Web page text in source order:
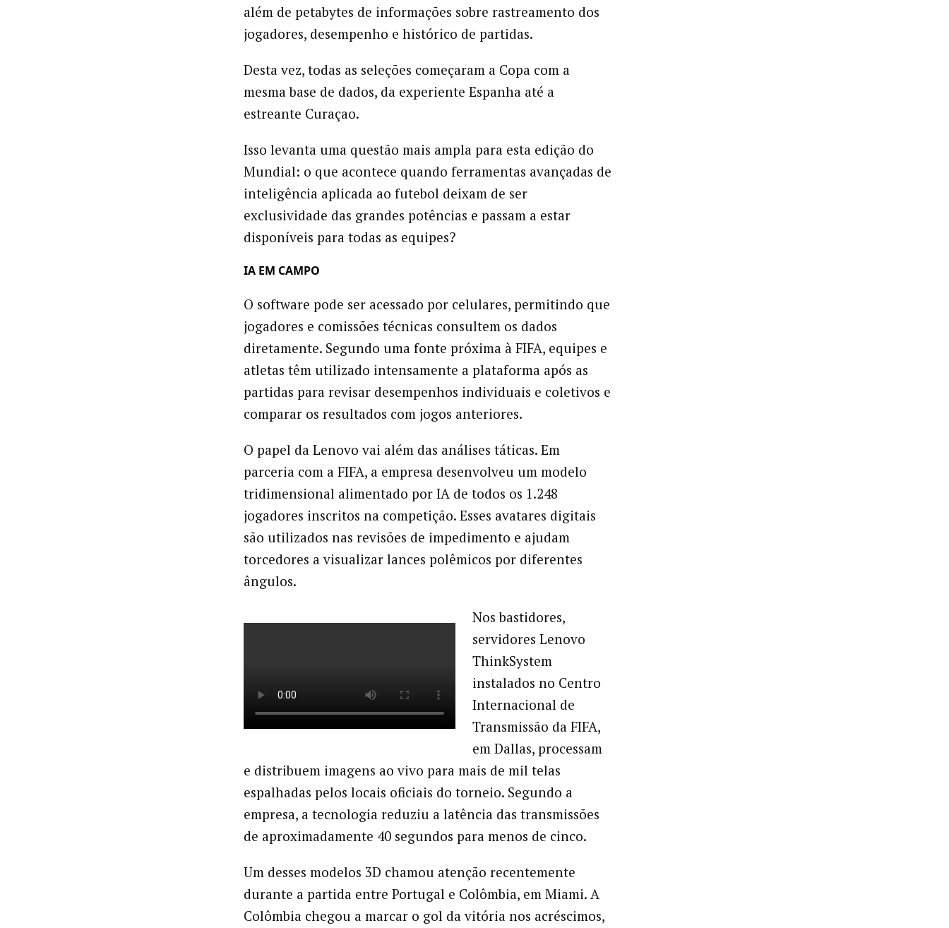
além de petabytes de informações sobre rastreamento dos
jogadores, desempenho e histórico de partidas.
Desta vez, todas as seleções começaram a Copa com a
mesma base de dados, da experiente Espanha até a
estreante Curaçao.
Isso levanta uma questão mais ampla para esta edição do
Mundial: o que acontece quando ferramentas avançadas de
inteligência aplicada ao futebol deixam de ser
exclusividade das grandes potências e passam a estar
disponíveis para todas as equipes?
IA EM CAMPO
O software pode ser acessado por celulares, permitindo que
jogadores e comissões técnicas consultem os dados
diretamente. Segundo uma fonte próxima à FIFA, equipes e
atletas têm utilizado intensamente a plataforma após as
partidas para revisar desempenhos individuais e coletivos e
comparar os resultados com jogos anteriores.
O papel da Lenovo vai além das análises táticas. Em
parceria com a FIFA, a empresa desenvolveu um modelo
tridimensional alimentado por IA de todos os 1.248
jogadores inscritos na competição. Esses avatares digitais
são utilizados nas revisões de impedimento e ajudam
torcedores a visualizar lances polêmicos por diferentes
ângulos.
Nos bastidores,
servidores Lenovo
ThinkSystem
instalados no Centro
Internacional de
Transmissão da FIFA,
em Dallas, processam
e distribuem imagens ao vivo para mais de mil telas
espalhadas pelos locais oficiais do torneio. Segundo a
empresa, a tecnologia reduziu a latência das transmissões
de aproximadamente 40 segundos para menos de cinco.
Um desses modelos 3D chamou atenção recentemente
durante a partida entre Portugal e Colômbia, em Miami. A
Colômbia chegou a marcar o gol da vitória nos acréscimos,